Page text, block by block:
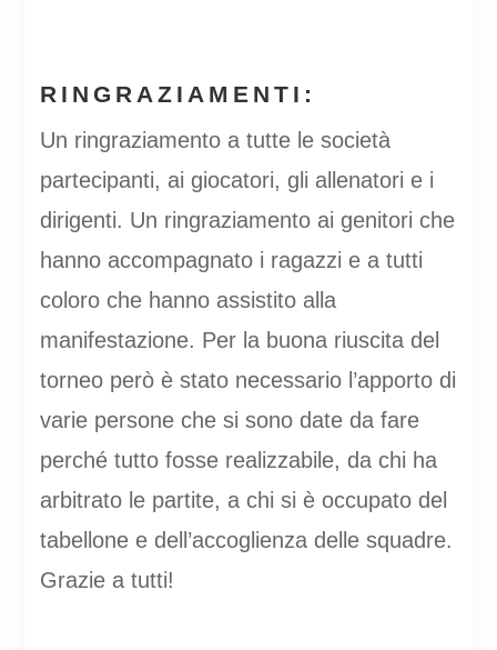
RINGRAZIAMENTI:
Un ringraziamento a tutte le società
partecipanti, ai giocatori, gli allenatori e i
dirigenti. Un ringraziamento ai genitori che
hanno accompagnato i ragazzi e a tutti
coloro che hanno assistito alla
manifestazione. Per la buona riuscita del
torneo però è stato necessario l’apporto di
varie persone che si sono date da fare
perché tutto fosse realizzabile, da chi ha
arbitrato le partite, a chi si è occupato del
tabellone e dell’accoglienza delle squadre.
Grazie a tutti!